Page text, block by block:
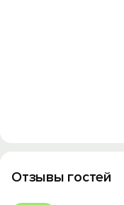
Отзывы гостей